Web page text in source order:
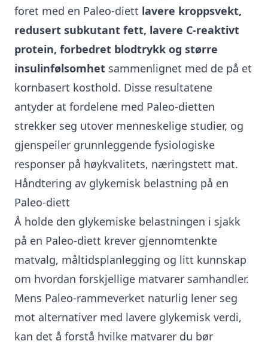
foret med en Paleo-diett lavere kroppsvekt,
redusert subkutant fett, lavere C-reaktivt
protein, forbedret blodtrykk og større
insulinfølsomhet sammenlignet med de på et
kornbasert kosthold. Disse resultatene
antyder at fordelene med Paleo-dietten
strekker seg utover menneskelige studier, og
gjenspeiler grunnleggende fysiologiske
responser på høykvalitets, næringstett mat.
Håndtering av glykemisk belastning på en
Paleo-diett
Å holde den glykemiske belastningen i sjakk
på en Paleo-diett krever gjennomtenkte
matvalg, måltidsplanlegging og litt kunnskap
om hvordan forskjellige matvarer samhandler.
Mens Paleo-rammeverket naturlig lener seg
mot alternativer med lavere glykemisk verdi,
kan det å forstå hvilke matvarer du bør